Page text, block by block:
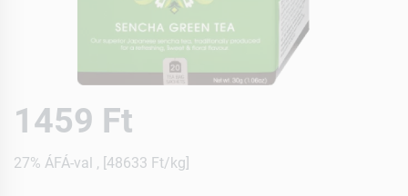
1459 Ft
27% ÁFÁ-val , [48633 Ft/kg]